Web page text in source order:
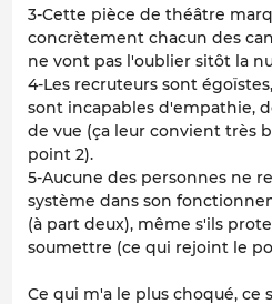
3-Cette pièce de théâtre
concrètement chacun des
ne vont pas l'oublier sitôt la
4-Les recruteurs sont
sont incapables d'empathie,
de vue (ça leur convient très
point 2).
5-Aucune des personnes ne
système dans son
(à part deux), même s'ils
soumettre (ce qui rejoint le
Ce qui m'a le plus choqué, ce